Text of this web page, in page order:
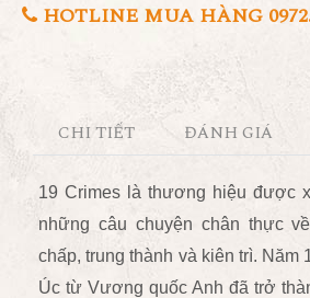
HOTLINE MUA HÀNG
CHI TIẾT ĐÁNH GIÁ
19 Crimes là thương hiệu được
những câu chuyện chân thực
chấp, trung thành và kiên trì. Năm
Úc từ Vương quốc Anh đã trở